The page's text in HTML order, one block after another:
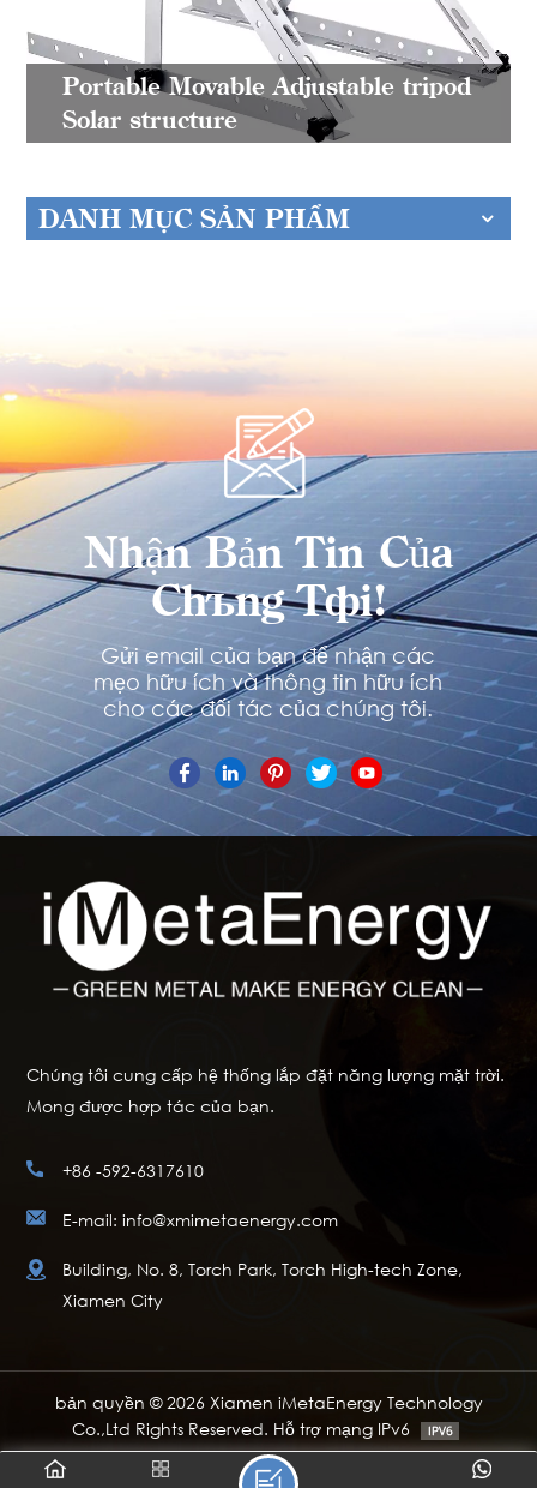
Portable Movable Adjustable tripod
Solar structure
DANH MỤC SẢN PHẨM
Nhận Bản Tin Của
Chúng Tôi!
Gửi email của bạn để nhận các
mẹo hữu ích và thông tin hữu ích
cho các đối tác của chúng tôi.
Chúng tôi cung cấp hệ thống lắp đặt năng lượng mặt trời.
Mong được hợp tác của bạn.
+86 -592-6317610
E-mail: info@xmimetaenergy.com
Building, No. 8, Torch Park, Torch High-tech Zone,
Xiamen City
bản quyền © 2026 Xiamen iMetaEnergy Technology
Co.,Ltd Rights Reserved. Hỗ trợ mạng IPv6